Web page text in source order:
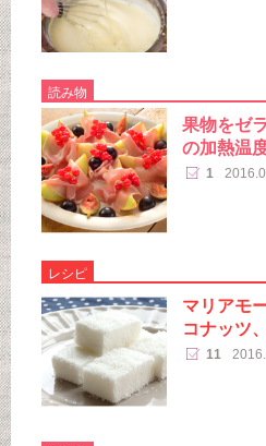
読み物
果物をゼ
の加熱温
1
レシピ
マリアモ
コナッツ
11